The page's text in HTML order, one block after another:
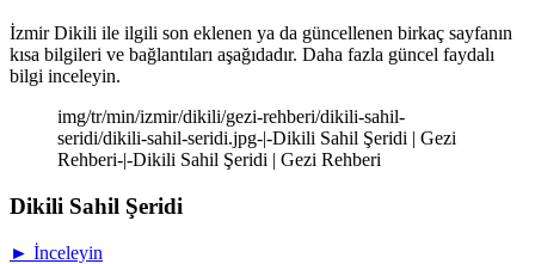
İzmir Dikili ile ilgili son eklenen ya da güncellenen birkaç sayfanın
kısa bilgileri ve bağlantıları aşağıdadır. Daha fazla güncel faydalı
bilgi inceleyin.
img/tr/min/izmir/dikili/gezi-rehberi/dikili-sahil-
seridi/dikili-sahil-seridi.jpg-|-Dikili Sahil Şeridi | Gezi
Rehberi-|-Dikili Sahil Şeridi | Gezi Rehberi
Dikili Sahil Şeridi
► İnceleyin